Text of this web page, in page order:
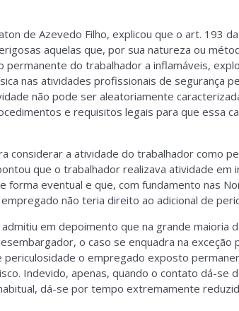
de Azevedo Filho, explicou que o art. 193
aquelas que, por sua natureza ou
do trabalhador a inflamáveis,
nas atividades profissionais de segurança
não pode ser aleatoriamente
e requisitos legais para que essa
considerar a atividade do trabalhador como
que o trabalhador realizava atividade em
forma eventual e que, com fundamento nas
não teria direito ao adicional de
em depoimento que na grande maioria
o caso se enquadra na exceção
periculosidade o empregado exposto
Indevido, apenas, quando o contato dá-se
dá-se por tempo extremamente